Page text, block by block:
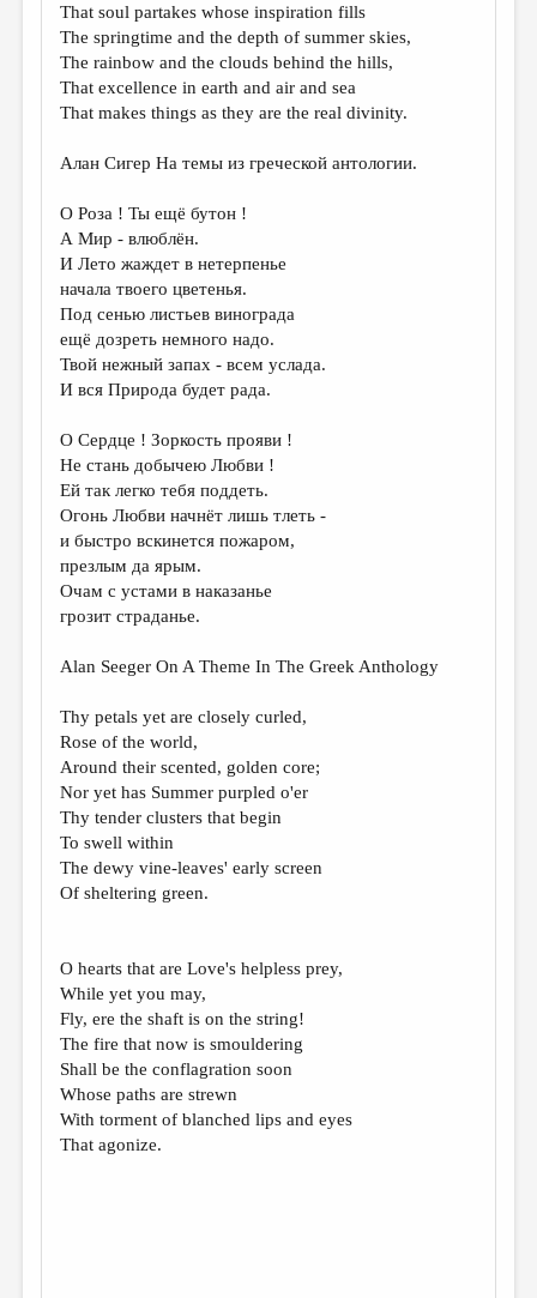
That soul partakes whose inspiration fills
The springtime and the depth of summer skies,
The rainbow and the clouds behind the hills,
That excellence in earth and air and sea
That makes things as they are the real divinity.
Алан Сигер На темы из греческой антологии.
О Роза ! Ты ещё бутон !
А Мир - влюблён.
И Лето жаждет в нетерпенье
начала твоего цветенья.
Под сенью листьев винограда
ещё дозреть немного надо.
Твой нежный запах - всем услада.
И вся Природа будет рада.
О Сердце ! Зоркость прояви !
Не стань добычею Любви !
Ей так легко тебя поддеть.
Огонь Любви начнёт лишь тлеть -
и быстро вскинется пожаром,
презлым да ярым.
Очам с устами в наказанье
грозит страданье.
Alan Seeger On A Theme In The Greek Anthology
Thy petals yet are closely curled,
Rose of the world,
Around their scented, golden core;
Nor yet has Summer purpled o'er
Thy tender clusters that begin
To swell within
The dewy vine-leaves' early screen
Of sheltering green.
O hearts that are Love's helpless prey,
While yet you may,
Fly, ere the shaft is on the string!
The fire that now is smouldering
Shall be the conflagration soon
Whose paths are strewn
With torment of blanched lips and eyes
That agonize.